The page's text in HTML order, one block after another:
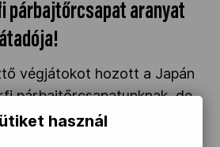
párbajtőrcsapat aranyat
végjátokot hozott a Japán
párbajtőrcsapatunknak, de
nevet, márpedig Siklósi
használ